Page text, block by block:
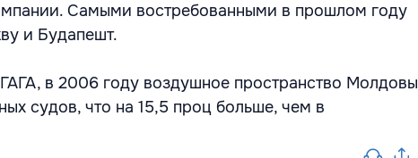
Самыми востребованными в прошлом году
и Будапешт.
в 2006 году воздушное пространство Молдовы
судов, что на 15,5 проц больше, чем в